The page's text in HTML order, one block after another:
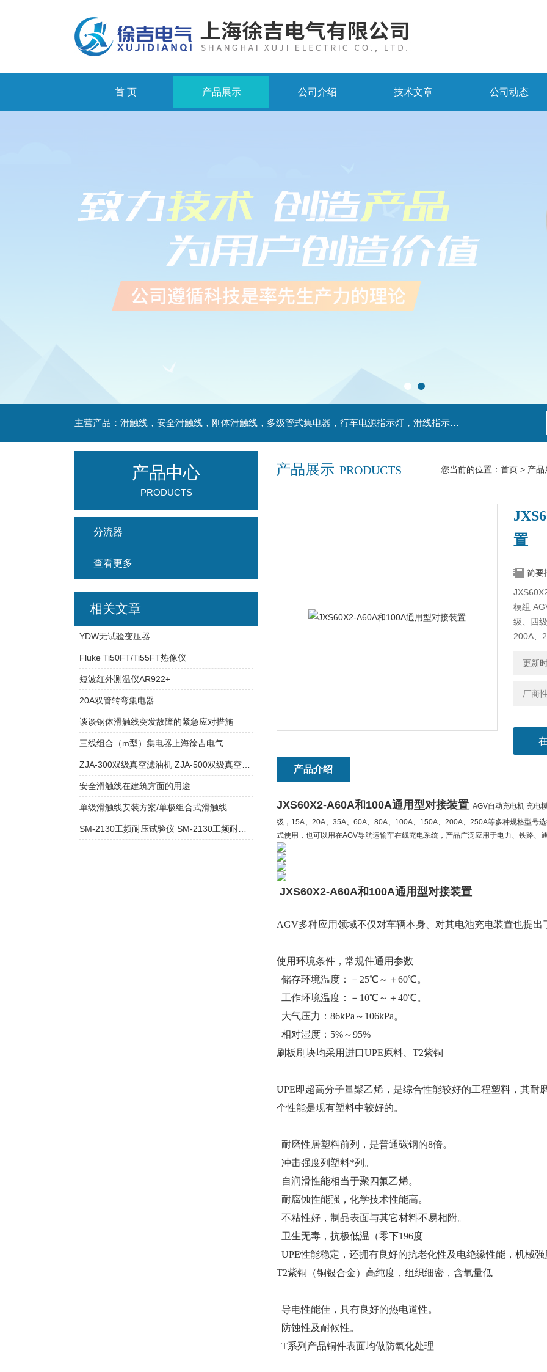
首 页 产品展示 公司介绍 技术文章 公司动态
主营产品：滑触线，安全滑触线，刚体滑触线，多级管式集电器，行车电源指示灯，滑线指示灯，集电器，扁平电缆，H型单级安全滑触器，电缆滑轨滑车
产品展示 PRODUCTS 您当前的位置： 首页 > 产品
置
简要
模组
级、四
200A、
更新
厂商
产品介绍
JXS60X2-A60A和100A通用型对接装置 AGV自动充电机 充电
级，15A、20A、35A、60A、80A、100A、150A、200A、250A等多种规格型号
式使用，也可以用在AGV导航运输车在线充电系统，产品广泛应用于电力、铁路、
JXS60X2-A60A和100A通用型对接装置
AGV多种应用领域不仅对车辆本身、对其电池充电装置也提出
使用环境条件，常规件通用参数
储存环境温度：－25℃～＋60℃。
工作环境温度：－10℃～＋40℃。
大气压力：86kPa～106kPa。
相对湿度：5%～95%
刷板刷块均采用进口UPE原料、T2紫铜
UPE即超高分子量聚乙烯，是综合性能较好的工程塑料，其耐
个性能是现有塑料中较好的。
耐磨性居塑料前列，是普通碳钢的8倍。
冲击强度列塑料*列。
自润滑性能相当于聚四氟乙烯。
耐腐蚀性能强，化学技术性能高。
不粘性好，制品表面与其它材料不易相附。
卫生无毒，抗极低温（零下196度
UPE性能稳定，还拥有良好的抗老化性及电绝缘性能，机械
T2紫铜（铜银合金）高纯度，组织细密，含氧量低
导电性能佳，具有良好的热电道性。
防蚀性及耐候性。
T系列产品铜件表面均做防氧化处理
产品中心
PRODUCTS
分流器
查看更多
相关文章
YDW无试验变压器
Fluke Ti50FT/Ti55FT热像仪
短波红外测温仪AR922+
20A双管转弯集电器
谈谈钢体滑触线突发故障的紧急应对措施
三线组合（m型）集电器上海徐吉电气
ZJA-300双级真空滤油机 ZJA-500双级真空滤油机
安全滑触线在建筑方面的用途
单级滑触线安装方案/单极组合式滑触线
SM-2130工频耐压试验仪 SM-2130工频耐压试验仪